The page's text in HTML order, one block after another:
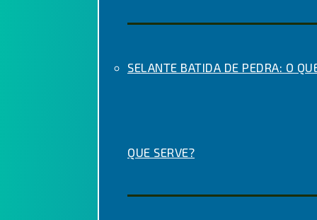
SELANTE BATIDA DE PEDRA: O
QUE SERVE?